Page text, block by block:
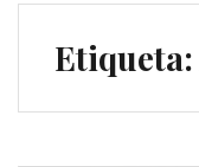
Etiqueta: